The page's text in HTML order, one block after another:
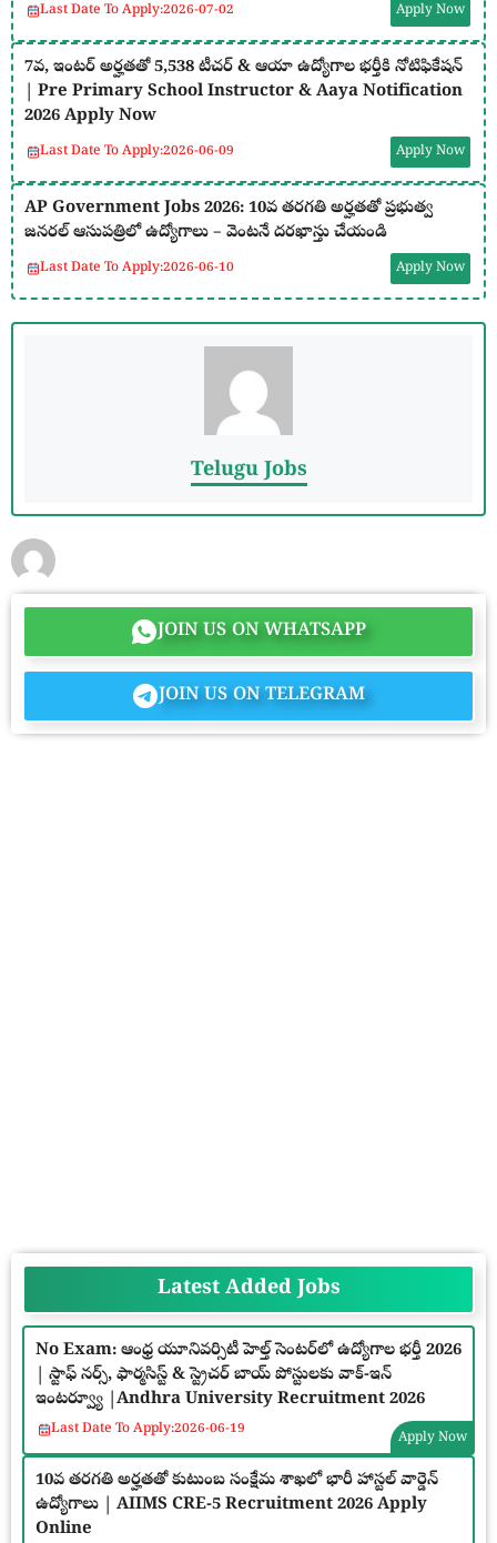
Last Date To Apply:2026-07-02 Apply Now
7వ, ఇంటర్ అర్హతతో 5,538 టీచర్ & ఆయా ఉద్యోగాల భర్తీకి నోటిఫికేషన్
| Pre Primary School Instructor & Aaya Notification
2026 Apply Now
Last Date To Apply:2026-06-09 Apply Now
AP Government Jobs 2026: 10వ తరగతి అర్హతతో ప్రభుత్వ
జనరల్ ఆసుపత్రిలో ఉద్యోగాలు – వెంటనే దరఖాస్తు చేయండి
Last Date To Apply:2026-06-10 Apply Now
Telugu Jobs
JOIN US ON WHATSAPP
JOIN US ON TELEGRAM
Latest Added Jobs
No Exam: ఆంధ్ర యూనివర్సిటీ హెల్త్ సెంటర్‌లో ఉద్యోగాల భర్తీ 2026
| స్టాఫ్ నర్స్, ఫార్మసిస్ట్ & స్ట్రెచర్ బాయ్ పోస్టులకు వాక్-ఇన్
ఇంటర్వ్యూ |Andhra University Recruitment 2026
Last Date To Apply:2026-06-19 Apply Now
10వ తరగతి అర్హతతో కుటుంబ సంక్షేమ శాఖలో భారీ హాస్టల్ వార్డెన్
ఉద్యోగాలు | AIIMS CRE-5 Recruitment 2026 Apply
Online